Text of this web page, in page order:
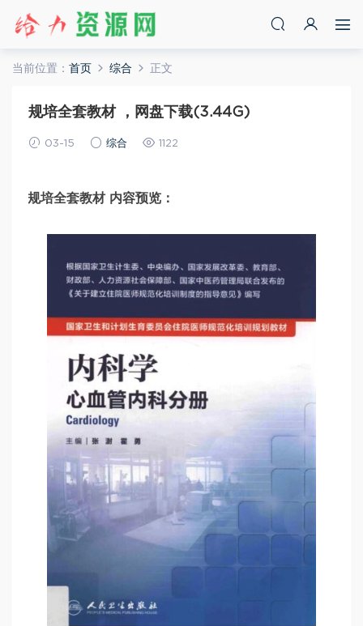
当前位置： 首页 综合 正文
规培全套教材 ，网盘下载(3.44G)
03-15 综合 1122
规培全套教材 内容预览：